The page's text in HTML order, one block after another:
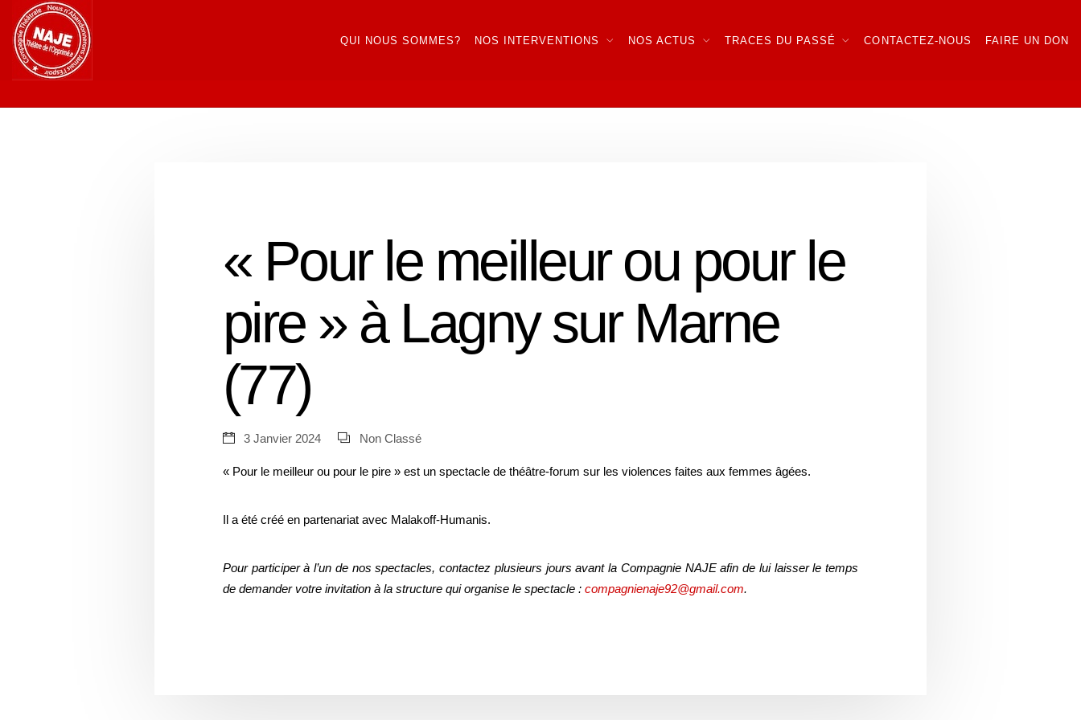
QUI NOUS SOMMES? NOS INTERVENTIONS NOS ACTUS TRACES DU PASSÉ CONTACTEZ-NOUS FAIRE UN DON
« Pour le meilleur ou pour le
pire » à Lagny sur Marne
(77)
3 Janvier 2024 Non Classé
« Pour le meilleur ou pour le pire » est un spectacle de théâtre-forum sur les violences faites aux femmes âgées.
Il a été créé en partenariat avec Malakoff-Humanis.
Pour participer à l’un de nos spectacles, contactez plusieurs jours avant la Compagnie NAJE afin de lui laisser le temps
de demander votre invitation à la structure qui organise le spectacle : compagnienaje92@gmail.com.